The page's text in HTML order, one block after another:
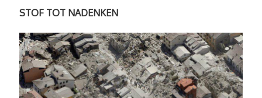
STOF TOT NADENKEN